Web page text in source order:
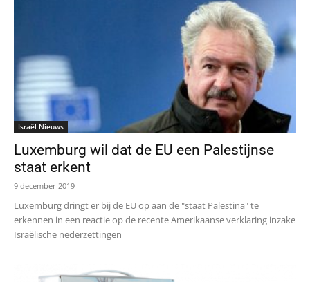
Israël Nieuws
Luxemburg wil dat de EU een Palestijnse
staat erkent
9 december 2019
Luxemburg dringt er bij de EU op aan de "staat Palestina" te
erkennen in een reactie op de recente Amerikaanse verklaring inzake
Israëlische nederzettingen